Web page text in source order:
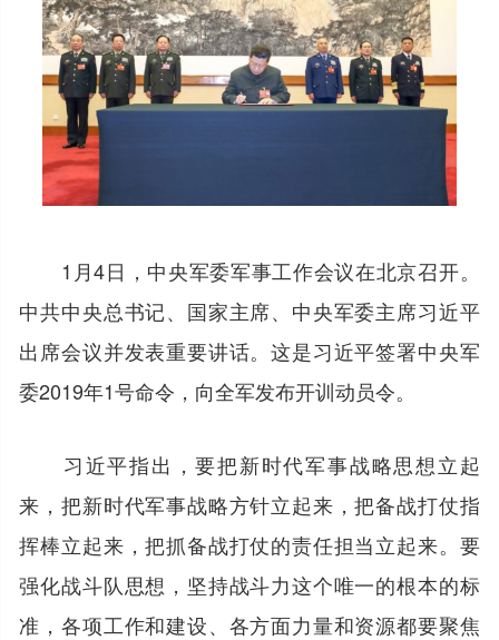
1月4日，中央军委军事工作会议在北京召开。
中共中央总书记、国家主席、中央军委主席习近平
出席会议并发表重要讲话。这是习近平签署中央军
委2019年1号命令，向全军发布开训动员令。
习近平指出，要把新时代军事战略思想立起
来，把新时代军事战略方针立起来，把备战打仗指
挥棒立起来，把抓备战打仗的责任担当立起来。要
强化战斗队思想，坚持战斗力这个唯一的根本的标
准，各项工作和建设、各方面力量和资源都要聚焦